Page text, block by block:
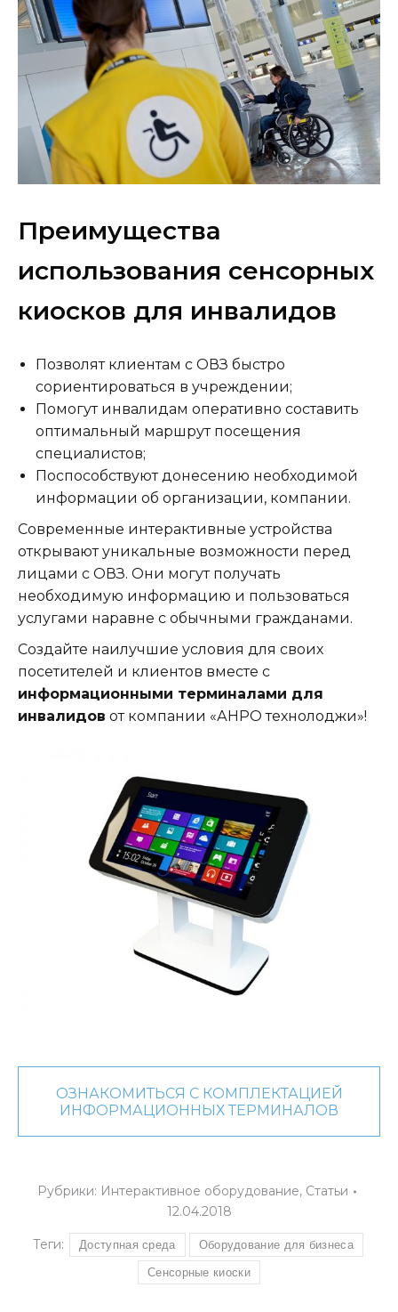
Преимущества
использования сенсорных
киосков для инвалидов
Позволят клиентам с ОВЗ быстро
сориентироваться в учреждении;
Помогут инвалидам оперативно составить
оптимальный маршрут посещения
специалистов;
Поспособствуют донесению необходимой
информации об организации, компании.
Современные интерактивные устройства
открывают уникальные возможности перед
лицами с ОВЗ. Они могут получать
необходимую информацию и пользоваться
услугами наравне с обычными гражданами.
Создайте наилучшие условия для своих
посетителей и клиентов вместе с
информационными терминалами для
инвалидов от компании «АНРО технолоджи»!
ОЗНАКОМИТЬСЯ С КОМПЛЕКТАЦИЕЙ
ИНФОРМАЦИОННЫХ ТЕРМИНАЛОВ
Рубрики: Интерактивное оборудование, Статьи
12.04.2018
Теги: Доступная среда Оборудование для бизнеса
Сенсорные киоски